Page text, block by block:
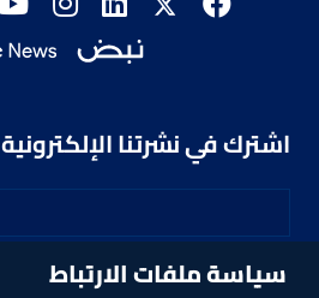
اشترك في نشرتنا الإلكترونية
اشترك
سياسة ملفات الارتباط